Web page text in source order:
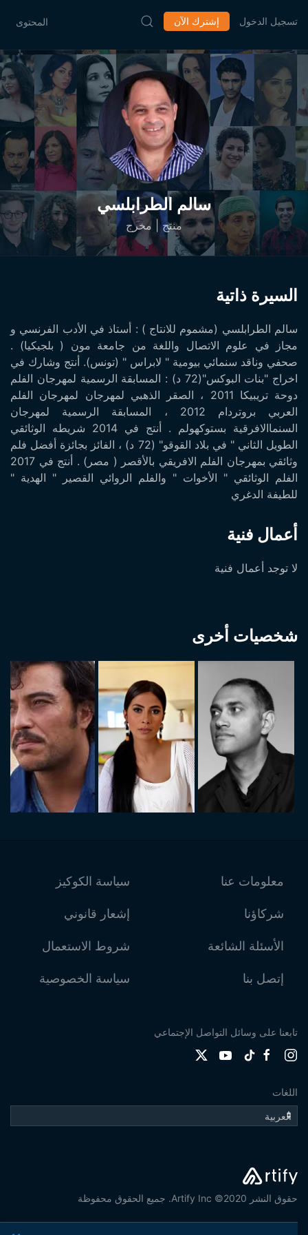
المحتوى إشترك الآن تسجيل الدخول
سالم الطرابلسي
منتج | مخرج
السيرة ذاتية
سالم الطرابلسي (مشموم للانتاج ) : أستاذ في الأدب الفرنسي و
مجاز في علوم الاتصال واللغة من جامعة مون ( بلجيكيا) .
صحفي وناقد سنمائي بيومية " لابراس " (تونس). أنتج وشارك في
اخراج "بنات البوكس"(72 د) : المسابقة الرسمية لمهرجان الفلم
دوحة تريبيكا 2011 ، الصقر الذهبي لمهرجان لمهرجان الفلم
العربي بروتردام 2012 ، المسابقة الرسمية لمهرجان
السنماالافرقية بستوكهولم . أنتج في 2014 شريطه الوثائقي
الطويل الثاني " في بلاد القوقو" (72 د) ، الفائز بجائزة أفضل فلم
وثائقي بمهرجان الفلم الافريقي بالأقصر ( مصر) . أنتج في 2017
الفلم الوثائقي " الأخوات " والفلم الروائي القصير " الهدية "
للطيفة الدغري
أعمال فنية
لا توجد أعمال فنية
شخصيات أخرى
معلومات عنا
شركاؤنا
الأسئلة الشائعة
إتصل بنا
سياسة الكوكيز
إشعار قانوني
شروط الاستعمال
سياسة الخصوصية
تابعنا على وسائل التواصل الإجتماعي
اللغات
حقوق النشر 2020© Artify Inc. جميع الحقوق محفوظة